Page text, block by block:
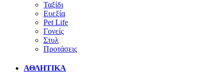
Ταξίδι
Ευεξία
Pet Life
Γονείς
Στυλ
Προτάσεις
ΑΘΛΗΤΙΚΑ